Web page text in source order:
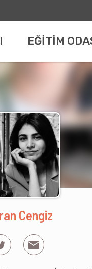
EĞİTİM
Cengiz